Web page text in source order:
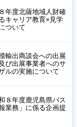
年度北薩地域人財確
キャリア教育×見学
ついて
輸出商談会への出展
び出展事業者へのサ
ルの実施について
８年度鹿児島県バス
業務」に係る企画提